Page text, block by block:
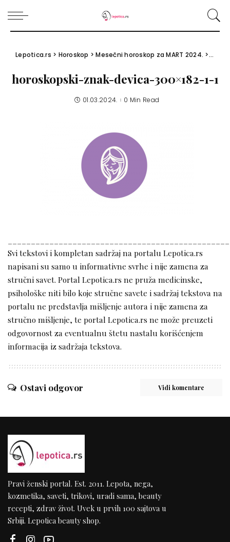
Lepotica.rs > Horoskop >Mesečni horoskop za MART 2024. >
horoskopski-znak-devica-300×182-1-1
01.03.2024. 0 Min Read
Svi tekstovi i kompletan sadržaj na portalu Lepotica.rs
napisani su samo u informativne svrhe i nije zamena za
stručni savet. Portal Lepotica.rs ne pruža medicinske,
psihološke niti bilo koje stručne savete i sadržaj tekstova na
portalu ne predstavlja mišljenje autora i nije zamena za
stručno mišljenje, te portal Lepotica.rs ne može preuzeti
odgovornost za eventualnu štetu nastalu korišćenjem
informacija iz sadržaja tekstova.
Ostavi odgovor Vidi komentare
Pravi ženski portal. Est. 2011. Lepota, nega,
kozmetika, saveti, trikovi, uradi sama, beauty
recepti, zdrav život. Uvek u prvih 100 sajtova u
Srbiji. Lepotica beauty shop.